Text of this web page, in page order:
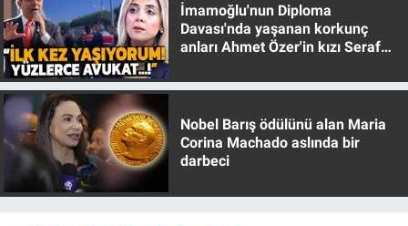
İmamoğlu'nun Diploma
Davası'nda yaşanan korkunç
anları Ahmet Özer'in kızı Seraf
Nobel Barış ödülünü alan Maria
Corina Machado aslında bir
darbeci